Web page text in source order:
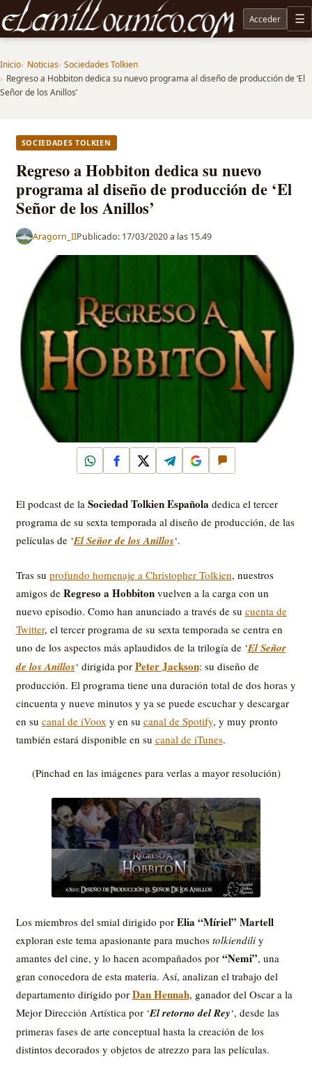
Noticias sobre Tolkien: El Señor de los Anillos, Los Anillos de Poder, La Caza de Gollum, la
Acceder
Inicio Noticias Sociedades Tolkien
Regreso a Hobbiton dedica su nuevo programa al diseño de producción de ‘El
Señor de los Anillos’
SOCIEDADES TOLKIEN
Regreso a Hobbiton dedica su nuevo
programa al diseño de producción de ‘El
Señor de los Anillos’
Aragorn_IIPublicado: 17/03/2020 a las 15.49
WhatsAppFacebook
X TelegramGoogleComentar
El podcast de la Sociedad Tolkien Española dedica el tercer
programa de su sexta temporada al diseño de producción, de las
películas de ‘El Señor de los Anillos‘.
Tras su profundo homenaje a Christopher Tolkien, nuestros
amigos de Regreso a Hobbitonvuelven a la carga con un
nuevo episodio. Como han anunciado a través de su cuenta de
Twitter, el tercer programa de su sexta temporada se centra en
uno de los aspectos más aplaudidos de la trilogía de ‘El Señor
de los Anillos‘ dirigida por Peter Jackson: su diseño de
producción. El programa tiene una duración total de dos horas y
cincuenta y nueve minutos y ya se puede escuchar y descargar
en su canal de iVoox y en su canal de Spotify, y muy pronto
también estará disponible en su canal de iTunes.
(Pinchad en las imágenes para verlas a mayor resolución)
Los miembros del smial dirigido por Elia “Míriel” Martell
exploran este tema apasionante para muchos tolkiendiliy
amantes del cine, y lo hacen acompañados por “Nemi”, una
gran conocedora de esta materia. Así, analizan el trabajo del
departamento dirigido por Dan Hennah, ganador del Oscar a la
Mejor Dirección Artística por ‘El retorno del Rey‘, desde las
primeras fases de arte conceptual hasta la creación de los
distintos decorados y objetos de atrezzo para las películas.